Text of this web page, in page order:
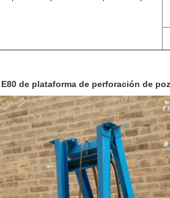
de plataforma de perforación de